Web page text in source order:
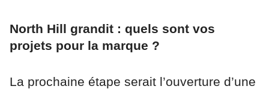
North Hill grandit : quels sont vos
projets pour la marque ?
La prochaine étape serait l’ouverture d’une